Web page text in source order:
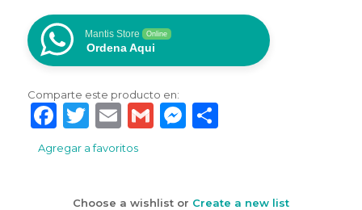
LIGHTNING
(2m)
cantidad
Mantis Store Online
Ordena Aqui
Comparte este producto en:
Facebook
Twitter
Email
GmailMessenger
Compartir
Agregar a favoritos
Choose a wishlistor Create a new list